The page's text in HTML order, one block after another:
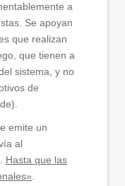
a
Se apoyan
que realizan
que tienen a
sistema, y no
de
emite un
al
Hasta que las